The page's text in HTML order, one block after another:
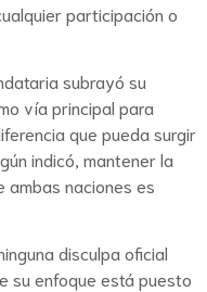
participación o
subrayó su
vía principal para
que pueda surgir
indicó, mantener la
naciones es
disculpa oficial
su enfoque está puesto